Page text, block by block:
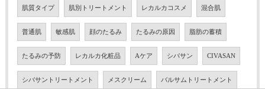
肌質タイプ 肌別トリートメント レカルカコスメ 混合肌
普通肌 敏感肌 顔のたるみ たるみの原因 脂肪の蓄積
たるみの予防 レカルカ化粧品 Aケア シバサン CIVASAN
シバサントリートメント メスクリーム バルサムトリートメント